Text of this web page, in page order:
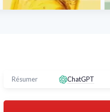
Résumer ChatGPT